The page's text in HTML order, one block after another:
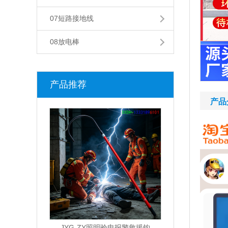
07短路接地线
08放电棒
产品推荐
产